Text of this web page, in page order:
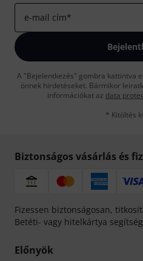
e-mail cím*
A "Bejelentkezés" gombra kattintva
önnek hirdetéseket. Bármikor
információkat az data
* Kitöltés
Biztonságos vásárlás és
Fizessen biztonságosan,
Betéti- vagy hitelkártya
Előnyök